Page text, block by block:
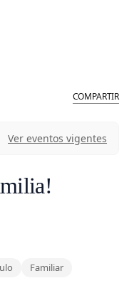
COMPARTIR
Ver eventos vigentes
Familiar